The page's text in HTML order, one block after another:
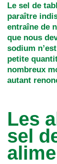
Le sel de
paraître
entraîne de
que nous
sodium
petite
nombreux
autant
Les
sel